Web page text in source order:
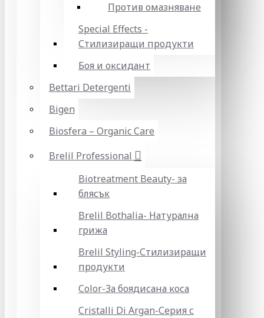
Против омазняване
Special Effects -
Стилизиращи продукти
Боя и оксидант
Bettari Detergenti
Bigen
Biosfera – Organic Care
Brelil Professional
Biotreatment Beauty- за
блясък
Brelil Bothalia- Натурална
грижа
Brelil Styling-Стилизиращи
продукти
Color-За боядисана коса
Cristalli Di Argan-Серия с